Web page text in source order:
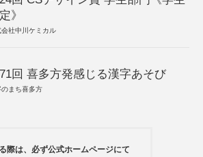
》
会社中川ケミカル
回 喜多方発感じる漢字あそび
のまち喜多方
際は、必ず公式ホームページにて